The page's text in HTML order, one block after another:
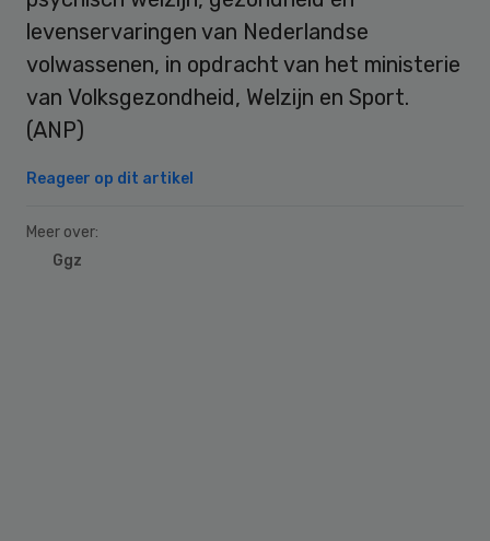
levenservaringen van Nederlandse
volwassenen, in opdracht van het ministerie
van Volksgezondheid, Welzijn en Sport.
(ANP)
Reageer op dit artikel
Meer over:
Ggz